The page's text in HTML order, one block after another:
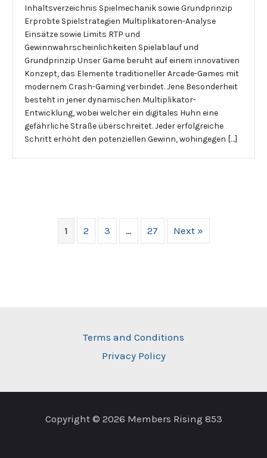
Inhaltsverzeichnis Spielmechanik sowie Grundprinzip
Erprobte Spielstrategien Multiplikatoren-Analyse
Einsätze sowie Limits RTP und
Gewinnwahrscheinlichkeiten Spielablauf und
Grundprinzip Unser Game beruht auf einem innovativen
Konzept, das Elemente traditioneller Arcade-Games mit
modernem Crash-Gaming verbindet. Jene Besonderheit
besteht in jener dynamischen Multiplikator-
Entwicklung, wobei welcher ein digitales Huhn eine
gefährliche Straße überschreitet. Jeder erfolgreiche
Schritt erhöht den potenziellen Gewinn, wohingegen […]
1 2 3 … 27 Next »
Terms and Conditions
Privacy Policy
Copyright © 2026 Members Rising 853